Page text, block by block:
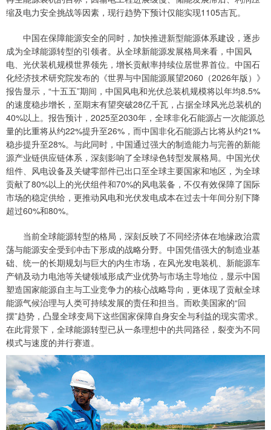
缩及电力安全挑战等因素，现行趋势下预计仅能实现1105吉瓦。
中国在保障能源安全的同时，加快推进新型能源体系建设，逐步
成为全球能源转型的引领者。从全球新能源发展格局来看，中国风
电、光伏装机规模世界领先，增长贡献率持续位居世界首位。中国石
化经济技术研究院发布的《世界与中国能源展望2060（2026年版）》
报告显示，“十五五”期间，中国风电和光伏总装机规模将以年均8.5%
的速度稳步增长，至期末有望突破28亿千瓦，占据全球风光总装机的
40%以上。报告预计，2025至2030年，全球非化石能源占一次能源总
量的比重将从约22%提升至26%，而中国非化石能源占比将从约21%
稳步提升至28%。与此同时，中国通过强大的制造能力与完善的新能
源产业链供应链体系，深刻影响了全球绿色转型发展格局。中国光伏
组件、风电设备及关键零部件已出口至全球主要国家和地区，为全球
贡献了80%以上的光伏组件和70%的风电装备，不仅有效保障了国际
市场的稳定供给，更推动风电和光伏发电成本在过去十年间分别下降
超过60%和80%。
当前全球能源转型的格局，深刻反映了不同经济体在地缘政治震
荡与能源安全受到冲击下形成的战略分野。中国凭借强大的制造业基
础、统一的长期规划与巨大的内生市场，在风光发电装机、新能源车
产销及动力电池等关键领域形成产业优势与市场主导地位，显示中国
塑造国家能源自主与工业竞争力的核心战略导向，更体现了贡献全球
能源气候治理与人类可持续发展的责任和担当。而欧美国家的“回
摆”趋势，凸显全球变局下这些国家保障自身安全与利益的现实需求。
在此背景下，全球能源转型已从一条理想中的共同路径，裂变为不同
模式与速度的并行赛道。